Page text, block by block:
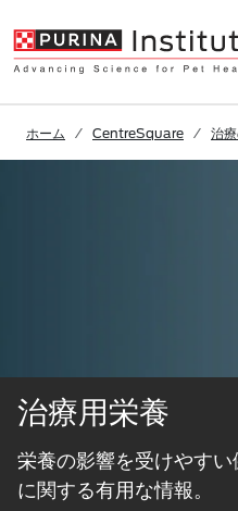
ホーム CentreSquare 治
治療用栄養
栄養の影響を受けやす
に関する有用な情報。